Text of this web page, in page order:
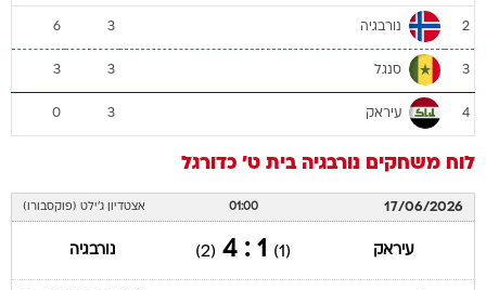
2 נורבגיה 3
6
3 סנגל 3
3
4 עיראק 3
0
לוח משחקים נורבגיה בית ט' כדורגל
17/06/2026
01:00 אצטדיון ג'ילט (פוקסבורו)
עיראק (1)
1 : 4
(2) נורבגיה